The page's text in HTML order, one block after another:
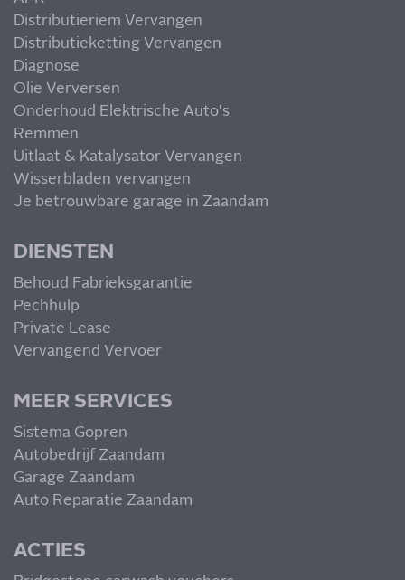
Distributieriem Vervangen
Distributieketting Vervangen
Diagnose
Olie Verversen
Onderhoud Elektrische Auto's
Remmen
Uitlaat & Katalysator Vervangen
Wisserbladen vervangen
Je betrouwbare garage in Zaandam
DIENSTEN
Behoud Fabrieksgarantie
Pechhulp
Private Lease
Vervangend Vervoer
MEER SERVICES
Sistema Gopren
Autobedrijf Zaandam
Garage Zaandam
Auto Reparatie Zaandam
ACTIES